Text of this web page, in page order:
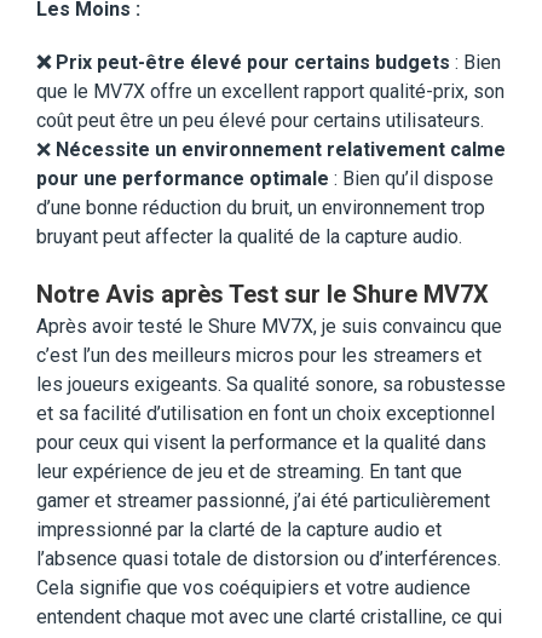
Les Moins :
❌ Prix peut-être élevé pour certains budgets : Bien
que le MV7X offre un excellent rapport qualité-prix, son
coût peut être un peu élevé pour certains utilisateurs.
❌ Nécessite un environnement relativement calme
pour une performance optimale : Bien qu’il dispose
d’une bonne réduction du bruit, un environnement trop
bruyant peut affecter la qualité de la capture audio.
Notre Avis après Test sur le Shure MV7X
Après avoir testé le Shure MV7X, je suis convaincu que
c’est l’un des meilleurs micros pour les streamers et
les joueurs exigeants. Sa qualité sonore, sa robustesse
et sa facilité d’utilisation en font un choix exceptionnel
pour ceux qui visent la performance et la qualité dans
leur expérience de jeu et de streaming. En tant que
gamer et streamer passionné, j’ai été particulièrement
impressionné par la clarté de la capture audio et
l’absence quasi totale de distorsion ou d’interférences.
Cela signifie que vos coéquipiers et votre audience
entendent chaque mot avec une clarté cristalline, ce qui